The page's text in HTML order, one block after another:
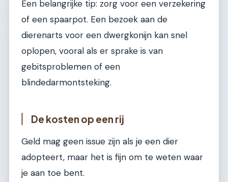
Een belangrijke tip: zorg voor een verzekering
of een spaarpot. Een bezoek aan de
dierenarts voor een dwergkonijn kan snel
oplopen, vooral als er sprake is van
gebitsproblemen of een
blindedarmontsteking.
De kosten op een rij
Geld mag geen issue zijn als je een dier
adopteert, maar het is fijn om te weten waar
je aan toe bent.